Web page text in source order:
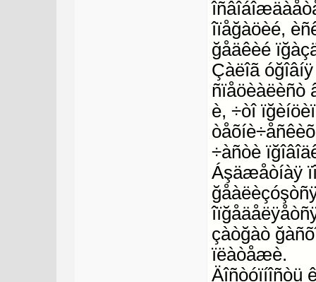
îïåğàöèé,
ğåäêèé
Çàëîã
ñïåöèàëèñò
è, ÷òî
÷àñòè
Áşäæåòíàÿ
çàòğàò
ïëàòåæè.
Äîñòóïíîñòü